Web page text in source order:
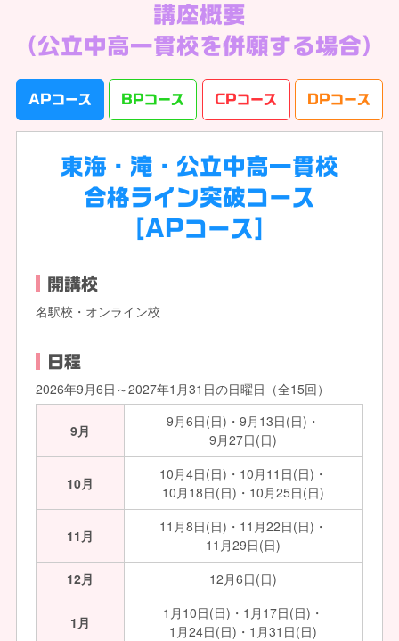
講座概要
（公立中高一貫校を併願する場合）
APコース BPコース CPコース DPコース
東海・滝・公立中高一貫校
合格ライン突破コース
[APコース]
開講校
名駅校 ・オンライン校
日程
2026年9月6日～2027年1月31日の日曜日（全15回）
9月
9月6日(日)・9月13日(日)・
9月27日(日)
10月
10月4日(日)・10月11日(日)・
10月18日(日)・10月25日(日)
11月
11月8日(日)・11月22日(日)・
11月29日(日)
12月
12月6日(日)
1月
1月10日(日)・1月17日(日)・
1月24日(日)・1月31日(日)